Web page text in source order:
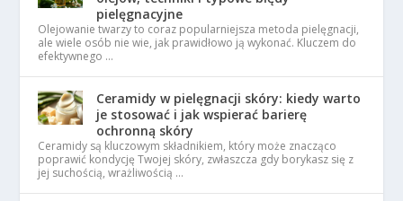
pielęgnacyjne
Olejowanie twarzy to coraz popularniejsza metoda pielęgnacji,
ale wiele osób nie wie, jak prawidłowo ją wykonać. Kluczem do
efektywnego …
Ceramidy w pielęgnacji skóry: kiedy warto
je stosować i jak wspierać barierę
ochronną skóry
Ceramidy są kluczowym składnikiem, który może znacząco
poprawić kondycję Twojej skóry, zwłaszcza gdy borykasz się z
jej suchością, wrażliwością …